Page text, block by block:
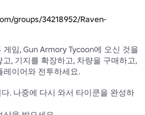
groups/34218952/Raven-
임, Gun Armory Tycoon에 오신 것을
, 기지를 확장하고, 차량을 구매하고,
레이어와 전투하세요.
. 나중에 다시 와서 타이쿤을 완성하